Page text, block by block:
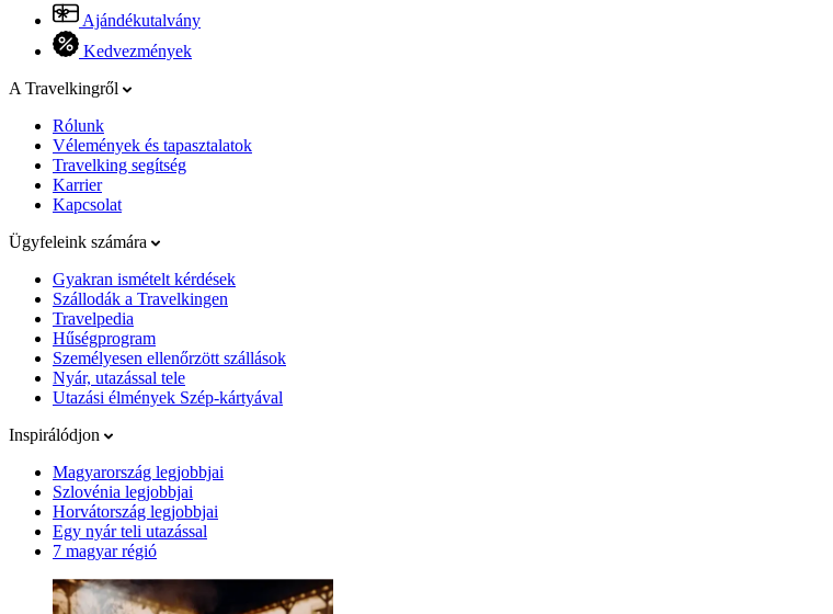
Ajándékutalvány
Kedvezmények
A Travelkingről
Rólunk
Vélemények és tapasztalatok
Travelking segítség
Karrier
Kapcsolat
Ügyfeleink számára
Gyakran ismételt kérdések
Szállodák a Travelkingen
Travelpedia
Hűségprogram
Személyesen ellenőrzött szállások
Nyár, utazással tele
Utazási élmények Szép-kártyával
Inspirálódjon
Magyarország legjobbjai
Szlovénia legjobbjai
Horvátország legjobbjai
Egy nyár teli utazással
7 magyar régió